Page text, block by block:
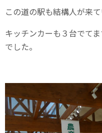
この道の駅も結構人が来て
キッチンカーも３台でて
でした。